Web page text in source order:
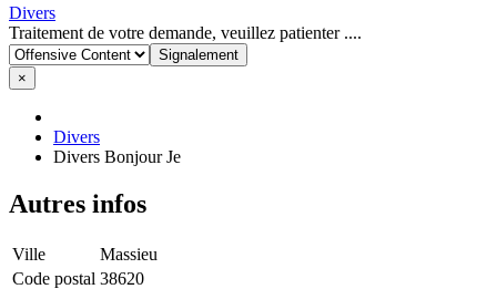
Divers
Signaler
un
problème
Traitement de votre demande, veuillez patienter ....
×
Divers
Divers Bonjour Je
Autres infos
Ville
Massieu
Code postal 38620